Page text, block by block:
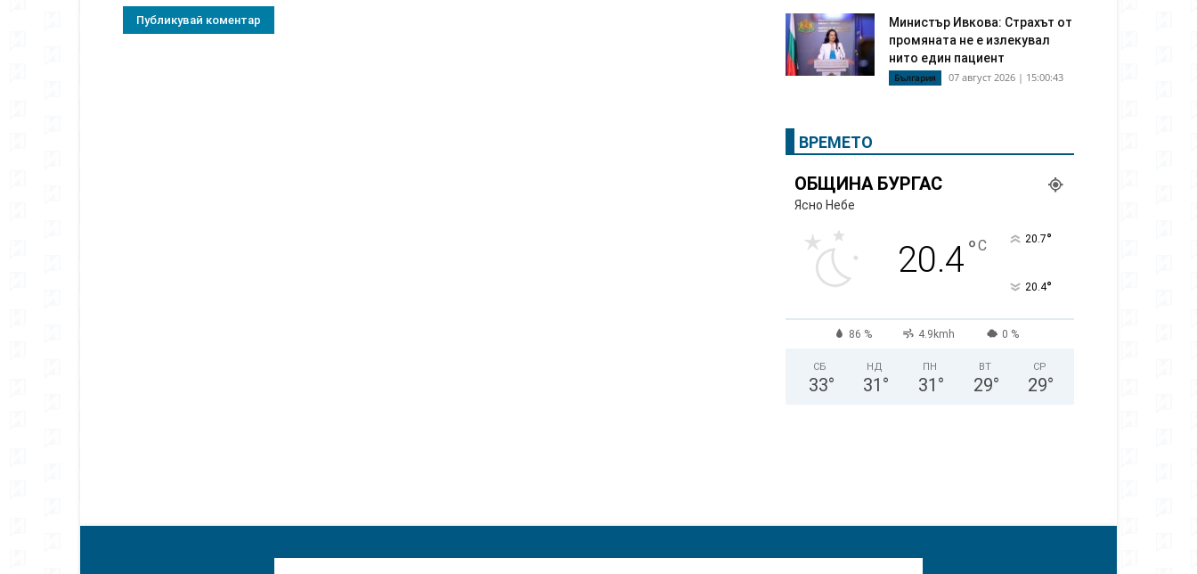
Министър Ивкова: Страхът от
промяната не е излекувал
нито един пациент
България 07 август 2026 | 15:00:43
ВРЕМЕТО
ОБЩИНА БУРГАС
Ясно Небе
20.4°C 20.7°
20.4°
86 % 4.9kmh 0 %
СБ
33°
НД
31 °
ПН
31 °
ВТ
29°
СР
29°